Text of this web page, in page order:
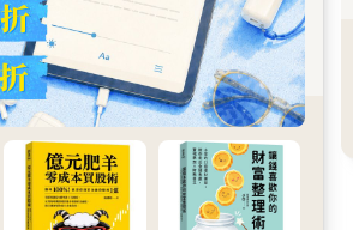
非對錯、思考問題、個體進化、理解他
的底層邏輯，帶你看清世界的底牌。
同中的相同，變化背後的不變。
於商業世界。希望你在看到千變萬化的世
、不焦慮，能夠通過「底層邏輯+環境變
論，看清世界的底牌，始終如魚得水。
種「對錯觀」